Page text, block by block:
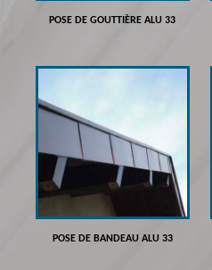
POSE DE GOUTTIÈRE ALU 33
POSE DE BANDEAU ALU 33